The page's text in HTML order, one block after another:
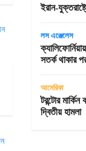
ইরান-
লস এঞ্জেলেস
সতর্ক থাকার
আমেরিকা
টরন্টোর
দ্বিতীয় হামলা